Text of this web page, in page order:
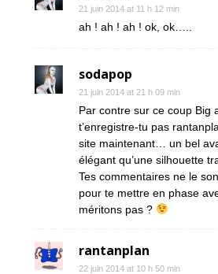
21 juin 2014 at 11 h 12 min
ah ! ah ! ah ! ok, ok…..
sodapop
21 juin 2014 at 21 h 09 min
Par contre sur ce coup
t’enregistre-tu pas
site maintenant… un bel
élégant qu’une silhouette
Tes commentaires ne le
pour te mettre en phase
méritons pas ?
rantanplan
22 juin 2014 at 10 h 50 min